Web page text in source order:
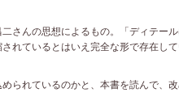
さんの思想によるもの。「 ディテー
れているとはいえ完全な形で存在し
られているのかと、本書を読んで、